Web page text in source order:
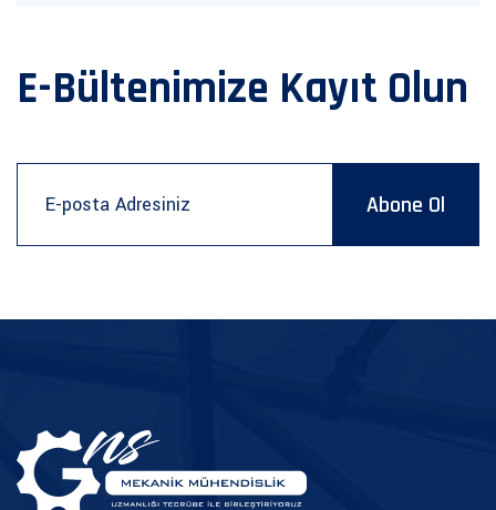
E-Bültenimize Kayıt Olun
Abone Ol